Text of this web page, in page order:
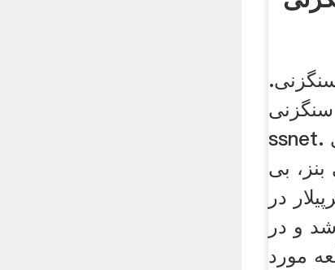
ssnet. تهیه قطعات یدکی اصلی
بی
در
و در
مورد